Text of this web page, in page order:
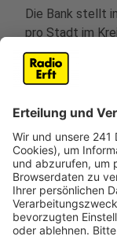
Die Bank stellt
pro Stadt im
Spende von
Tafel in Brühl,
ökumenische
stehen laut
Ausbruch des
einsetzen.
Im Kreisgebiet